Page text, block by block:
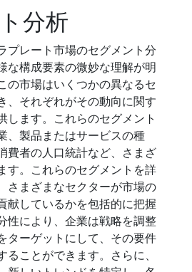
分析
プレート市場のセグメント分
な構成要素の微妙な理解が明
の市場はいくつかの異なるセ
、それぞれがその動向に関す
します。これらのセグメント
、製品またはサービスの種
費者の人口統計など、さまざ
す。これらのセグメントを詳
さまざまなセクターが市場の
献しているかを包括的に把握
性により、企業は戦略を調整
ターゲットにして、その要件
ることができます。さらに、